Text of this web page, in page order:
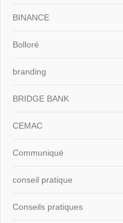
BINANCE
Bolloré
branding
BRIDGE BANK
CEMAC
Communiqué
conseil pratique
Conseils pratiques